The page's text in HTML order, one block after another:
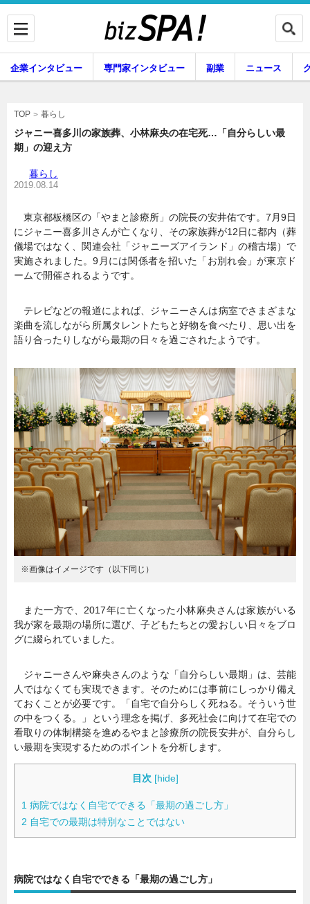
企業インタビュー
副業 ニュース
グルメ
暮らし エンタメ
連載一覧
企業インタビュー 専門家インタビュー 副業 ニュース
TOP 暮らし
ジャニー喜多川の家族葬、小林麻央の在宅死…「自分らしい最
期」の迎え方
暮らし
2019.08.14
東京都板橋区の「やまと診療所」の院長の安井佑です。7月9日
にジャニー喜多川さんが亡くなり、その家族葬が12日に都内（葬
儀場ではなく、関連会社「ジャニーズアイランド」の稽古場）で
実施されました。9月には関係者を招いた「お別れ会」が東京ド
ームで開催されるようです。
テレビなどの報道によれば、ジャニーさんは病室でさまざまな
楽曲を流しながら所属タレントたちと好物を食べたり、思い出を
語り合ったりしながら最期の日々を過ごされたようです。
※画像はイメージです（以下同じ）
また一方で、2017年に亡くなった小林麻央さんは家族がいる
我が家を最期の場所に選び、子どもたちとの愛おしい日々をブロ
グに綴られていました。
ジャニーさんや麻央さんのような「自分らしい最期」は、芸能
人ではなくても実現できます。そのためには事前にしっかり備え
ておくことが必要です。「自宅で自分らしく死ねる。そういう世
の中をつくる。」という理念を掲げ、多死社会に向けて在宅での
看取りの体制構築を進めるやまと診療所の院長安井が、自分らし
い最期を実現するためのポイントを分析します。
目次 [hide]
1 病院ではなく自宅でできる「最期の過ごし方」
2 自宅での最期は特別なことではない
病院ではなく自宅でできる「最期の過ごし方」